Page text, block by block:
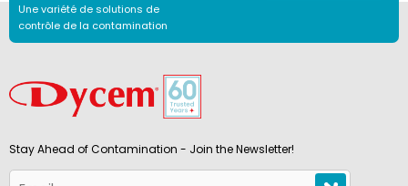
Une variété de solutions de
contrôle de la contamination
Stay Ahead of Contamination - Join the Newsletter!